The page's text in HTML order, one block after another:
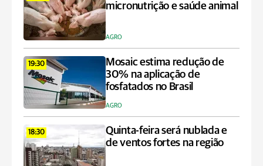
micronutrição e saúde animal
AGRO
19:30
Mosaic estima redução de
30% na aplicação de
fosfatados no Brasil
AGRO
18:30
Quinta-feira será nublada e
de ventos fortes na região